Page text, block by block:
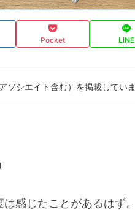
Pocket LINE
シエイト含む）を掲載していま
感じたことがあるはず。